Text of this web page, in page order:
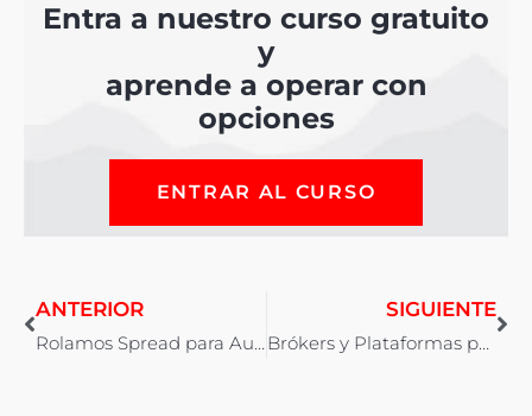
Entra a nuestro curso gratuito
y
aprende a operar con
opciones
ENTRAR AL CURSO
ANTERIOR
Rolamos Spread para Aumentar Rentabilidad
SIGUIENTE
Brókers y Plataformas para Trading con Opciones